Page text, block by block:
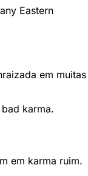
Eastern
em muitas
karma.
em karma ruim.